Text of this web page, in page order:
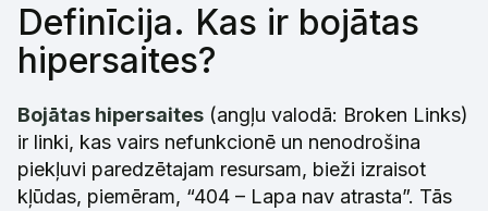
Definīcija. Kas ir bojātas
hipersaites?
Bojātas hipersaites (angļu valodā: Broken Links)
ir linki, kas vairs nefunkcionē un nenodrošina
piekļuvi paredzētajam resursam, bieži izraisot
kļūdas, piemēram, “404 – Lapa nav atrasta”. Tās